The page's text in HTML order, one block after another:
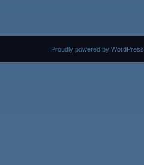
Proudly powered by WordPress